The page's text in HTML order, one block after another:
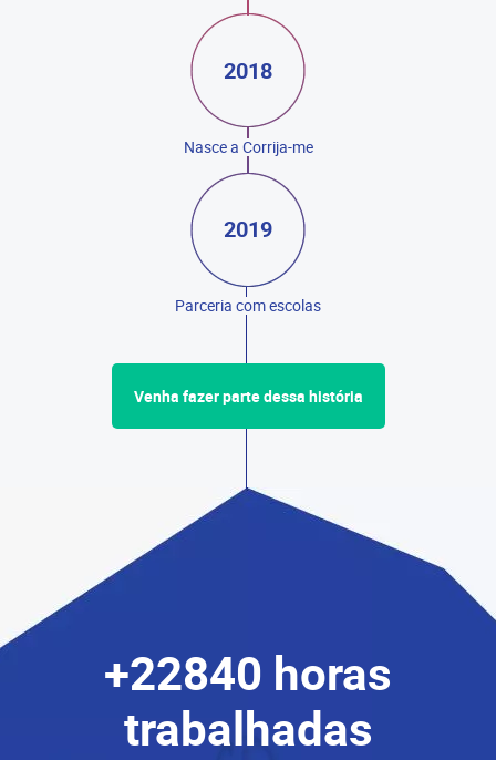
2018
Nasce a Corrija-me
2019
Parceria com escolas
Venha fazer parte dessa história
+22840 horas
trabalhadas